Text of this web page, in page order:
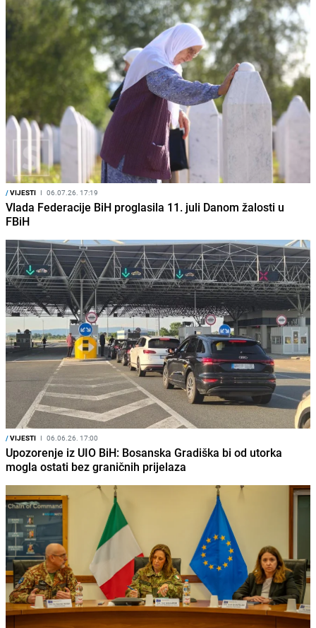
/VIJESTI I 06.07.26. 17:19
Vlada Federacije BiH proglasila 11. juli Danom žalosti u
FBiH
/VIJESTI I 06.06.26. 17:00
Upozorenje iz UIO BiH: Bosanska Gradiška bi od utorka
mogla ostati bez graničnih prijelaza